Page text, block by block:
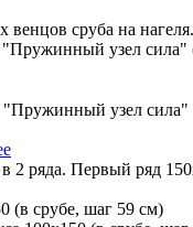
сруба на
"Пружинный узел сила"
"Пружинный узел сила"
2 ряда. Первый ряд
(в срубе, шаг 59 см)